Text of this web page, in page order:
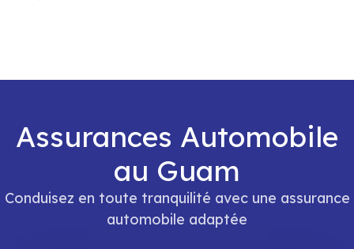
Assurances Automobile
au Guam
Conduisez en toute tranquilité avec une assurance
automobile adaptée